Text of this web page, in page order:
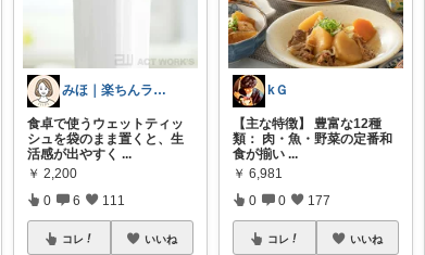
みほ｜楽ちんライフ研究中
食卓で使うウェットティッ
シュを袋のまま置くと、生
活感が出やすく ...
￥ 2,200
0 6 111
コレ いいね
kＧ
【主な特徴】 豊富な12種
類： 肉・魚・野菜の定番和
食が揃い ...
￥ 6,981
0 0 177
コレ いいね